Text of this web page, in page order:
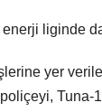
liginde
yer
Tuna-1